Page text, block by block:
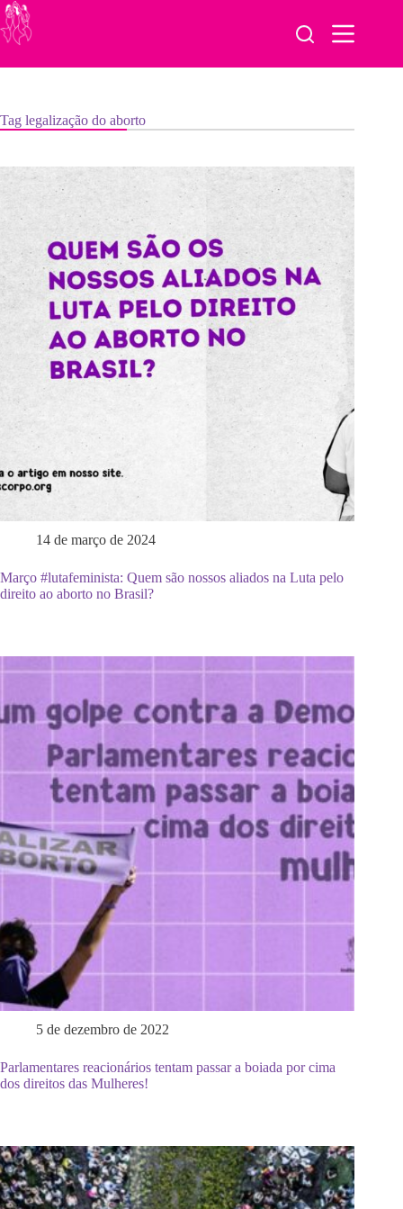
Pular
para
o
Tag legalização do aborto
14 de março de 2024
Março #lutafeminista: Quem são nossos aliados na Luta pelo
direito ao aborto no Brasil?
5 de dezembro de 2022
Parlamentares reacionários tentam passar a boiada por cima
dos direitos das Mulheres!